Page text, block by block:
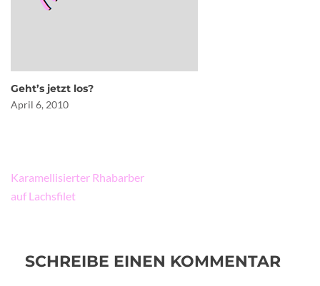
Geht’s jetzt los?
April 6, 2010
Beitragsnavigation
Karamellisierter Rhabarber
auf Lachsfilet
SCHREIBE EINEN KOMMENTAR